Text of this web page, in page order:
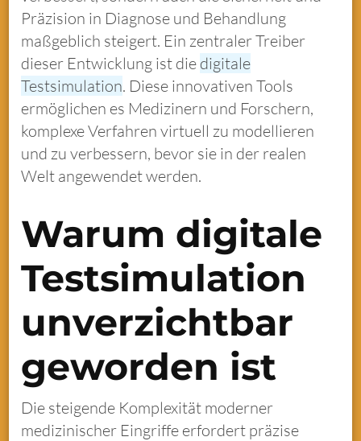
Präzision in Diagnose und Behandlung
maßgeblich steigert. Ein zentraler Treiber
dieser Entwicklung ist die digitale
Testsimulation. Diese innovativen Tools
ermöglichen es Medizinern und Forschern,
komplexe Verfahren virtuell zu modellieren
und zu verbessern, bevor sie in der realen
Welt angewendet werden.
Warum digitale
Testsimulation
unverzichtbar
geworden ist
Die steigende Komplexität moderner
medizinischer Eingriffe erfordert präzise